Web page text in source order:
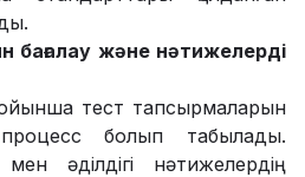
бағалау және нәтижелерді
тест тапсырмаларын
болып табылады.
әділдігі нәтижелердің